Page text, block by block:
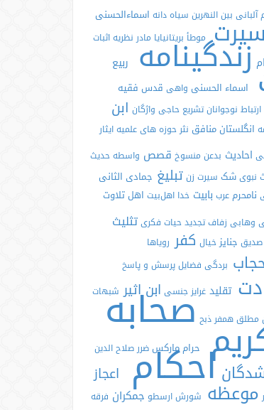
آلبانی بین النهرین سیاه دانه اسماءالحسنی سیرتموطأ بریتانیایا مادر نظریهاثبات
زندگینامهربیع
اسماء الحسنی واهی قدس فقیه
ارتباط نوجوانانتشریع حاجی واژگان ابن
انگلستان منافق نثر حوزه های علمیهایثار
احادیث بدعن منسوخ قصص واسطهحدیث
نبویشک سیرت زنتبلیغ جمادی الثانی
نامحرمعرب بابیت خدا اهل‌بیت اهل تلاوت
وهابی زفافتجدید حیات فکریتثلیث
صدیق جنایز خیال کفر رویاها
بردگی فضایلپرسش و پاسخ
تقلید غرایز جنسی ابن اثیر شبهات
مطلقهمفر ذبحصحابه
حراممارکس ضرر صلاح الدیناحکاماعجاز
موعظه شورشارسطو جمکران فرقه